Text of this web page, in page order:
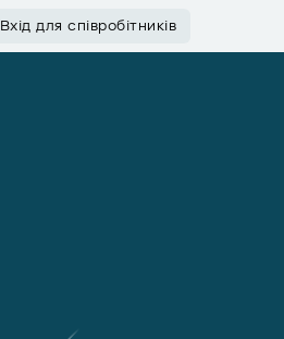
Вхід для співробітників